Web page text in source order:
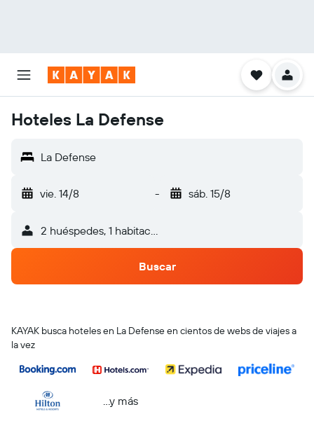
Hoteles La Defense
La Defense
vie. 14/8 - sáb. 15/8
2 huéspedes, 1 habitación
Buscar
KAYAK busca hoteles en La Defense en cientos de webs de viajes a
la vez
...y más